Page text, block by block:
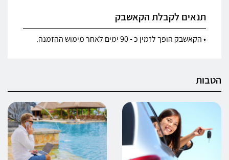
תנאים לקבלת הקאשבק
• הקאשבק הופך לזמין כ - 90 ימים לאחר מימוש ההזמנה.
הטבות